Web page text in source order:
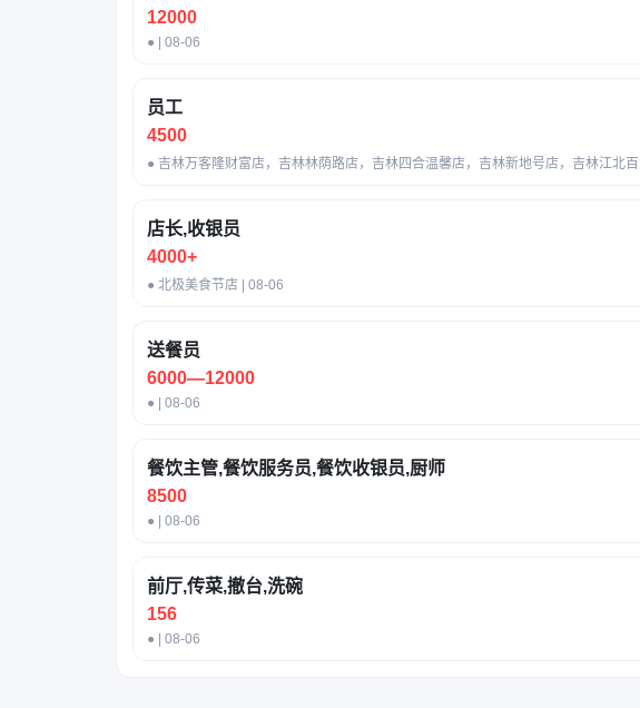
12000
● | 08-06
员工
4500
● 吉林万客隆财富店，吉林林荫路店，吉林四合温馨店，吉林新地号店，吉林江北
店长,收银员
4000+
● 北极美食节店 | 08-06
送餐员
6000—12000
● | 08-06
餐饮主管,餐饮服务员,餐饮收银员,厨师
8500
● | 08-06
前厅,传菜,撤台,洗碗
156
● | 08-06